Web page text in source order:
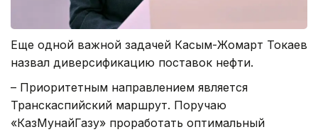
Еще одной важной задачей Касым-Жомарт Токаев
назвал диверсификацию поставок нефти.
– Приоритетным направлением является
Транскаспийский маршрут. Поручаю
«КазМунайГазу» проработать оптимальный